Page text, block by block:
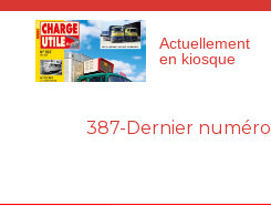
Actuellement
en kiosque
387-Dernier numéro
Panneau de gestion des cookies